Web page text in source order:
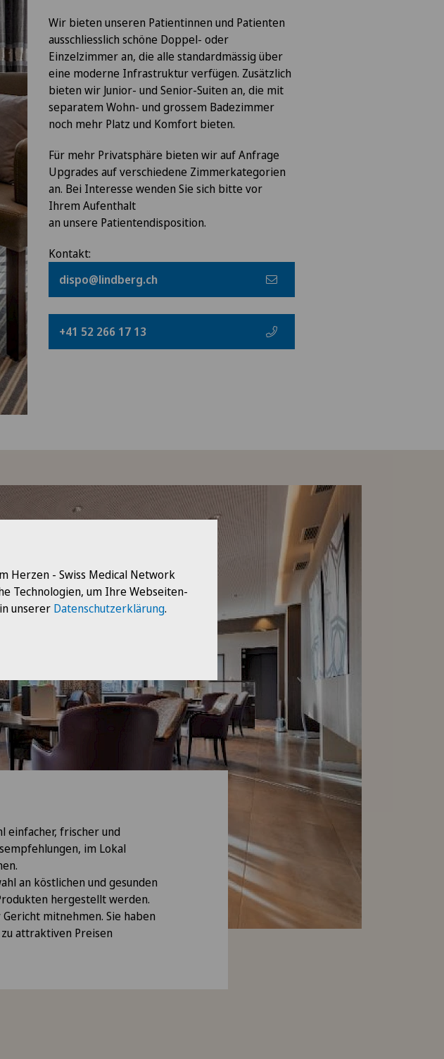
Wir bieten unseren Patientinnen und Patienten
ausschliesslich schöne Doppel- oder
Einzelzimmer an, die alle standardmässig über
eine moderne Infrastruktur verfügen. Zusätzlich
bieten wir Junior- und Senior-Suiten an, die mit
separatem Wohn- und grossem Badezimmer
noch mehr Platz und Komfort bieten.
Für mehr Privatsphäre bieten wir auf Anfrage
Upgrades auf verschiedene Zimmerkategorien
an. Bei Interesse wenden Sie sich bitte vor
Ihrem Aufenthalt
an unsere Patientendisposition.
Kontakt:
dispo@lindberg.ch
+41 52 266 17 13
einfacher, frischer und
im Lokal
an köstlichen und gesunden
hergestellt werden.
mitnehmen. Sie haben
attraktiven Preisen
Herzen - Swiss Medical Network
Technologien, um Ihre Webseiten-
unserer Datenschutzerklärung.